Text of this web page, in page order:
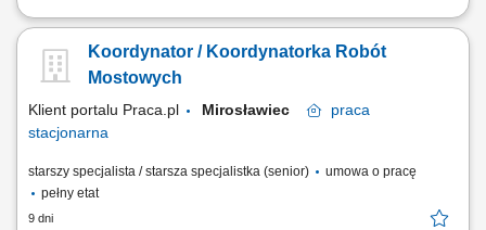
planowanie i nadzorowanie realizacji robót drogowych zgodnie z
wykonawczych, podwykonawców oraz dostawców, kontrolowanie
jakości wykonywanych robót oraz zgodności z dokumentacją
Koordynator / Koordynatorka Robót
Mostowych
Klient portalu Praca.pl Mirosławiec
praca
stacjonarna
starszy specjalista / starsza specjalistka (senior)
umowa o pracę
pełny etat
9 dni